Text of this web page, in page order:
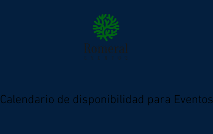
Calendario de disponibilidad para Eventos